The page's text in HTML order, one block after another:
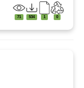
71 534 1 0